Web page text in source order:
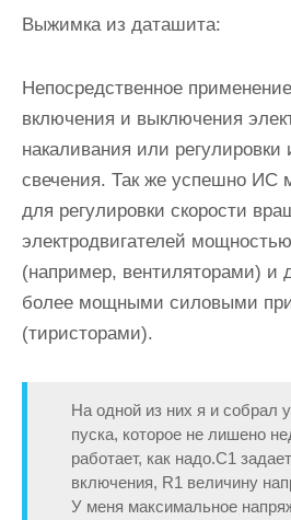
Выжимка из даташита:
Непосредственное
включения и выключения
накаливания или регулировки
свечения. Так же успешно ИС
для регулировки скорости
электродвигателей
(например, вентиляторами) и
более мощными силовыми
(тиристорами).
На одной из них я и собрал
пуска, которое не лишено
работает, как надо.С1
включения, R1 величину
У меня максимальное